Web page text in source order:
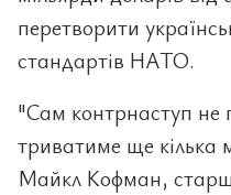
перетворити
стандартів НАТО.
"Сам контрнаступ не
триватиме ще кілька
Майкл Кофман,